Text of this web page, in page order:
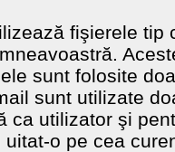
fişierele tip
sunt folosite
sunt utilizate
ca utilizator şi
o pe cea